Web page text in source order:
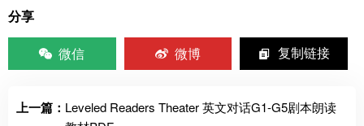
分享
微信
微博 复制链接
上一篇： Leveled Readers Theater 英文对话G1-G5剧本朗读